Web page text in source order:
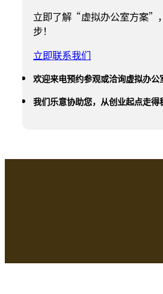
立即了解“虚拟办公室方案”
步！
立即联系我们
欢迎来电预约参观或洽询虚拟办公
我们乐意协助您，从创业起点走得